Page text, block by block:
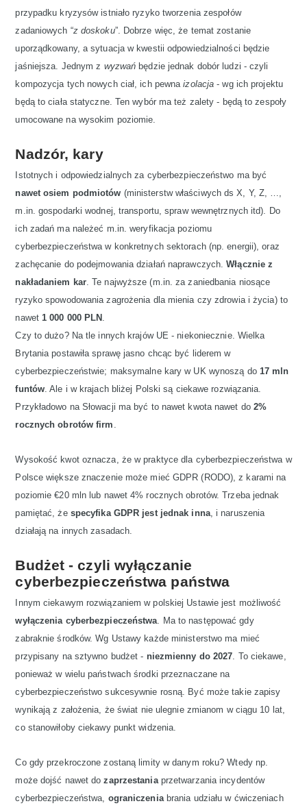
przypadku kryzysów istniało ryzyko tworzenia zespołów
zadaniowych “z doskoku”. Dobrze więc, że temat zostanie
uporządkowany, a sytuacja w kwestii odpowiedzialności będzie
jaśniejsza. Jednym z wyzwań będzie jednak dobór ludzi - czyli
kompozycja tych nowych ciał, ich pewnaizolacja - wg ich projektu
będą to ciała statyczne. Ten wybór ma też zalety - będą to zespoły
umocowane na wysokim poziomie.
Nadzór, kary
Istotnych i odpowiedzialnych za cyberbezpieczeństwo ma być
nawet osiem podmiotów (ministerstw właściwych ds X, Y, Z, …,
m.in. gospodarki wodnej, transportu, spraw wewnętrznych itd). Do
ich zadań ma należeć m.in. weryfikacja poziomu
cyberbezpieczeństwa w konkretnych sektorach (np. energii), oraz
zachęcanie do podejmowania działań naprawczych.Włącznie z
nakładaniem kar. Te najwyższe (m.in. za zaniedbania niosące
ryzyko spowodowania zagrożenia dla mienia czy zdrowia i życia) to
nawet 1 000 000 PLN
Czy to dużo? Na tle innych krajów UE - niekoniecznie. Wielka
Brytania postawiła sprawę jasno chcąc być liderem w
cyberbezpieczeństwie; maksymalne kary w UK wynoszą do 17 mln
funtów . Ale i w krajach bliżej Polski są ciekawe rozwiązania.
Przykładowo na Słowacji ma być to nawet kwota nawet do 2%
rocznych obrotów firm
Wysokość kwot oznacza, że w praktyce dla cyberbezpieczeństwa w
Polsce większe znaczenie może mieć GDPR (RODO), z karami na
poziomie €20 mln lub nawet 4% rocznych obrotów. Trzeba jednak
pamiętać, że specyfika GDPR jest jednak inna, i naruszenia
działają na innych zasadach.
Budżet - czyli wyłączanie
cyberbezpieczeństwa państwa
Innym ciekawym rozwiązaniem w polskiej Ustawie jest możliwość
wyłączenia cyberbezpieczeństwa. Ma to następować gdy
zabraknie środków. Wg Ustawy każde ministerstwo ma mieć
przypisany na sztywno budżet - niezmienny do 2027. To ciekawe,
ponieważ w wielu państwach środki przeznaczane na
cyberbezpieczeństwo sukcesywnie rosną. Być może takie zapisy
wynikają z założenia, że świat nie ulegnie zmianom w ciągu 10 lat,
co stanowiłoby ciekawy punkt widzenia.
Co gdy przekroczone zostaną limity w danym roku? Wtedy np.
może dojść nawet dozaprzestaniaprzetwarzania incydentów
cyberbezpieczeństwa, ograniczeniabrania udziału w ćwiczeniach